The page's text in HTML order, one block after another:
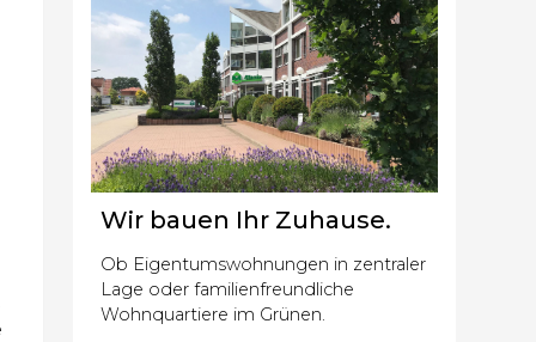
Wir bauen Ihr Zuhause.
Ob Eigentumswohnungen in zentraler
Lage oder familienfreundliche
Wohnquartiere im Grünen.